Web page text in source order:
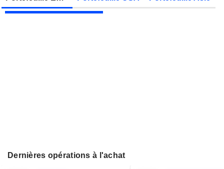
JBS N.V. Publication des résultats - Q2 2026
Dernières opérations à l'achat